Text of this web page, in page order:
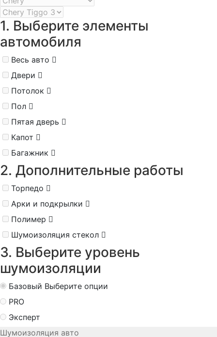
1. Выберите элементы
автомобиля
Весь авто
Двери
Потолок
Пол
Пятая дверь
Капот
Багажник
2. Дополнительные работы
Торпедо
Арки и подкрылки
Полимер
Шумоизоляция стекол
3. Выберите уровень
шумоизоляции
Базовый Выберите опции
PRO
Эксперт
Шумоизоляция авто